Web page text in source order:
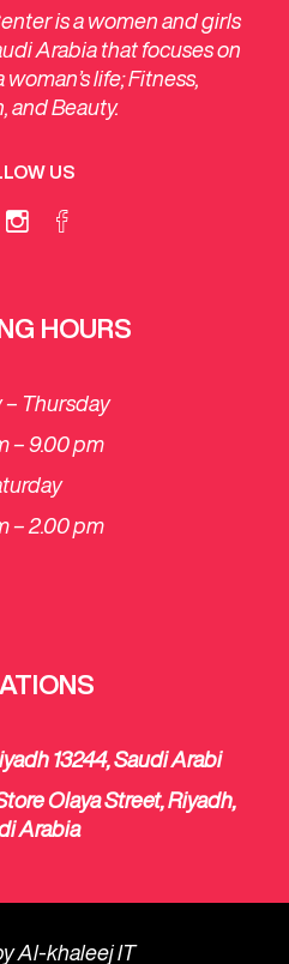
is a women and girls
Arabia that focuses on
life; Fitness,
and Beauty.
US
HOURS
– Thursday
– 9.00 pm
– 2.00 pm
13244, Saudi Arabi
Olaya Street, Riyadh,
Arabia
Al-khaleej IT